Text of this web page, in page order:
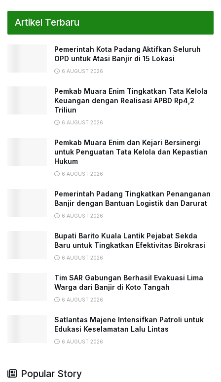
Artikel Terbaru
Pemerintah Kota Padang Aktifkan Seluruh
OPD untuk Atasi Banjir di 15 Lokasi
6 AUGUST 2026
Pemkab Muara Enim Tingkatkan Tata Kelola
Keuangan dengan Realisasi APBD Rp4,2
Triliun
6 AUGUST 2026
Pemkab Muara Enim dan Kejari Bersinergi
untuk Penguatan Tata Kelola dan Kepastian
Hukum
6 AUGUST 2026
Pemerintah Padang Tingkatkan Penanganan
Banjir dengan Bantuan Logistik dan Darurat
6 AUGUST 2026
Bupati Barito Kuala Lantik Pejabat Sekda
Baru untuk Tingkatkan Efektivitas Birokrasi
6 AUGUST 2026
Tim SAR Gabungan Berhasil Evakuasi Lima
Warga dari Banjir di Koto Tangah
6 AUGUST 2026
Satlantas Majene Intensifkan Patroli untuk
Edukasi Keselamatan Lalu Lintas
6 AUGUST 2026
Popular Story